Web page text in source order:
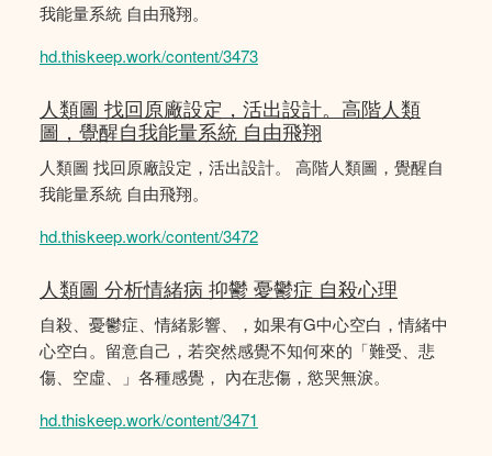
我能量系統 自由飛翔。
hd.thiskeep.work/content/3473
人類圖 找回原廠設定，活出設計。高階人類
圖，覺醒自我能量系統 自由飛翔
人類圖 找回原廠設定，活出設計。 高階人類圖，覺醒自
我能量系統 自由飛翔。
hd.thiskeep.work/content/3472
人類圖 分析情緒病 抑鬱 憂鬱症 自殺心理
自殺、憂鬱症、情緒影響、，如果有G中心空白，情緒中
心空白。留意自己，若突然感覺不知何來的「難受、悲
傷、空虛、」各種感覺， 內在悲傷，慾哭無淚。
hd.thiskeep.work/content/3471